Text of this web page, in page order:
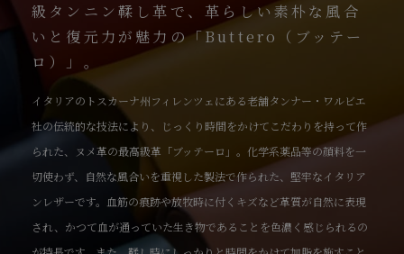
級タンニン鞣し革で、革らしい素朴な風合
いと復元力が魅力の「Buttero（ブッテー
ロ）」。
イタリアのトスカーナ州フィレンツェにある老舗タンナー・ワルビエ
社の伝統的な技法により、じっくり時間をかけてこだわりを持って作
られた、ヌメ革の最高級革「ブッテーロ」。化学系薬品等の顔料を一
切使わず、自然な風合いを重視した製法で作られた、堅牢なイタリア
ンレザーです。血筋の痕跡や放牧時に付くキズなど革質が自然に表現
され、かつて血が通っていた生き物であることを色濃く感じられるの